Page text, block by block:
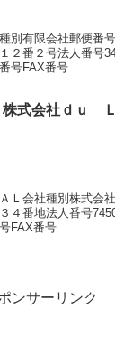
別有限会社郵便番
２番２号法人番号
号FAX番号
株式会社ｄｕ
会社種別株式会
４番地法人番号
FAX番号
ンサーリンク